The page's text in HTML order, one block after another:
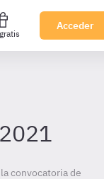
Acceder
convocatoria de